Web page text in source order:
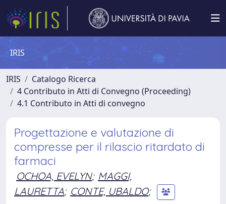
IRIS
IRIS
Catalogo Ricerca
4 Contributo in Atti di Convegno (Proceeding)
4.1 Contributo in Atti di convegno
Progettazione e valutazione di
compresse per il rilascio ritardato di
farmaci
OCHOA, EVELYN; MAGGI,
LAURETTA; CONTE, UBALDO;